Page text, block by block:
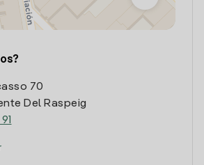
70
Del Raspeig